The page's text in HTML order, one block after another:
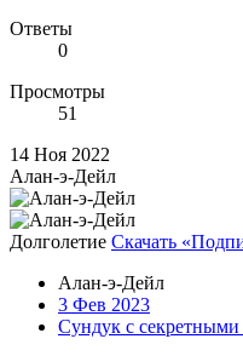
Ответы
0
Просмотры
51
14 Ноя 2022
Алан-э-Дейл
Долголетие Скачать
Алан-э-Дейл
3 Фев 2023
Сундук с